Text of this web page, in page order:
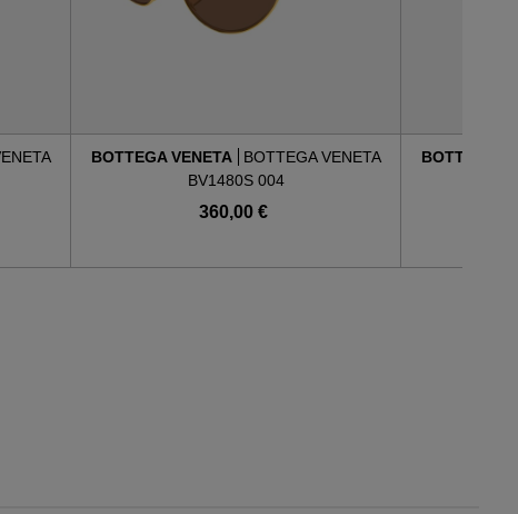
BOTTEGA VENETA
BOTTEGA VENETA
BV1480S 004
360,00 €
BOTTEGA